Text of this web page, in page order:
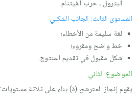
البترول ـ حرب الفيتنام.
المستوى الثالث: الجانب الشكلي
لغة سليمة من الأخطاء؛
خط واضح ومقروء؛
شكل مقبول في تقديم المنتوج.
الموضوع الثاني
يقوم إنجاز المترشح (ة) بناء على ثلاثة مستويات: